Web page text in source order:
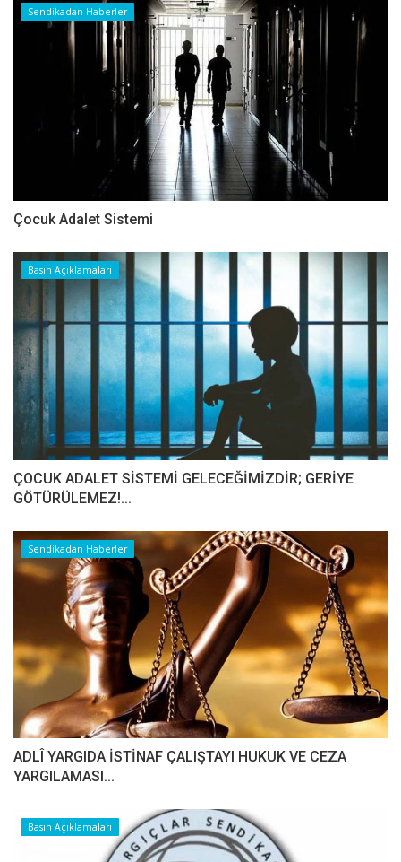
Sendikadan Haberler
Çocuk Adalet Sistemi
Basın Açıklamaları
ÇOCUK ADALET SİSTEMİ GELECEĞİMİZDİR; GERİYE
GÖTÜRÜLEMEZ!...
Sendikadan Haberler
ADLÎ YARGIDA İSTİNAF ÇALIŞTAYI HUKUK VE CEZA
YARGILAMASI...
Basın Açıklamaları